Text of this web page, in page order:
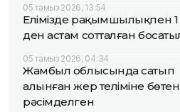
05 тамыз 2026, 13:54
Елімізде рақымшылықпен 1
ден астам сотталған
05 тамыз 2026, 04:34
Жамбыл облысында сатып
алынған жер теліміне
рәсімделген